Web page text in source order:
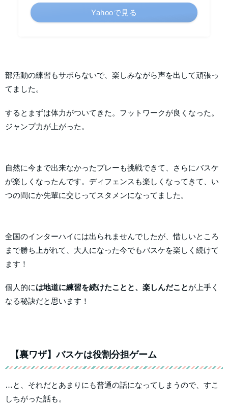
Yahooで見る
部活動の練習もサボらないで、楽しみながら声を出して頑張っ
てました。
するとまずは体力がついてきた。フットワークが良くなった。
ジャンプ力が上がった。
自然に今まで出来なかったプレーも挑戦できて、さらにバスケ
が楽しくなったんです。ディフェンスも楽しくなってきて、い
つの間にか先輩に交じってスタメンになってました。
全国のインターハイには出られませんでしたが、惜しいところ
まで勝ち上がれて、大人になった今でもバスケを楽しく続けて
ます！
個人的には地道に練習を続けたことと、楽しんだことが上手く
なる秘訣だと思います！
【裏ワザ】バスケは役割分担ゲーム
…と、それだとあまりにも普通の話になってしまうので、すこ
しちがった話も。